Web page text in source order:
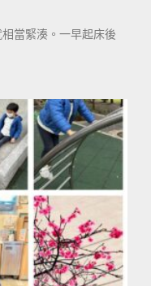
當緊湊。一早起床後